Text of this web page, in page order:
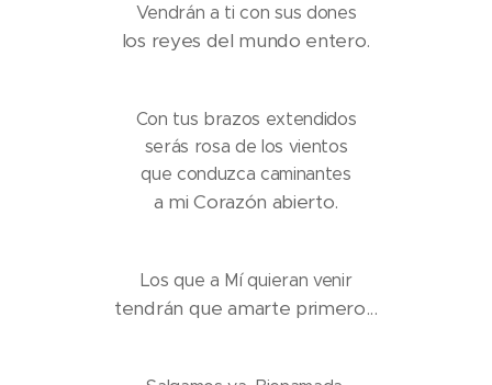
Vendrán a ti con sus dones
los reyes del mundo entero.
Con tus brazos extendidos
serás rosa de los vientos
que conduzca caminantes
a mi Corazón abierto.
Los que a Mí quieran venir
tendrán que amarte primero...